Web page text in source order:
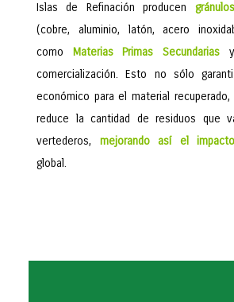
Islas de Refinación producen
(cobre, aluminio, latón, acero
como Materias Primas Secundarias
comercialización. Esto no sólo
económico para el material
reduce la cantidad de residuos que
vertederos, mejorando así el
global.